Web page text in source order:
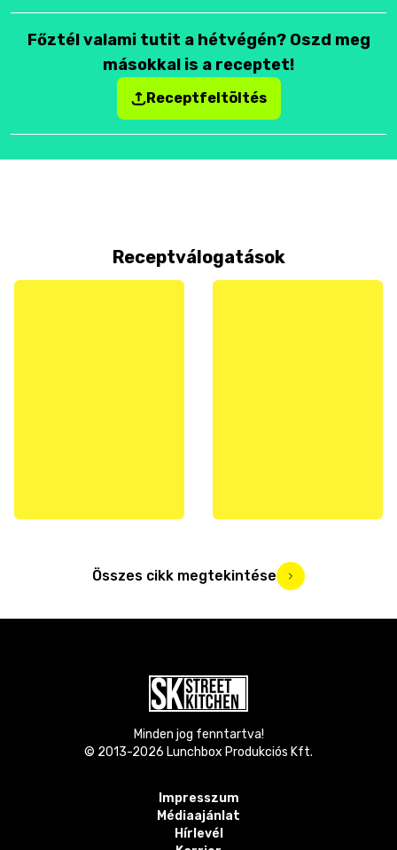
Főztél valami tutit a hétvégén? Oszd meg
másokkal is a receptet!
Receptfeltöltés
Receptválogatások
Összes cikk megtekintése
Minden jog fenntartva!
© 2013-2026 Lunchbox Produkciós Kft.
Impresszum
Médiaajánlat
Hírlevél